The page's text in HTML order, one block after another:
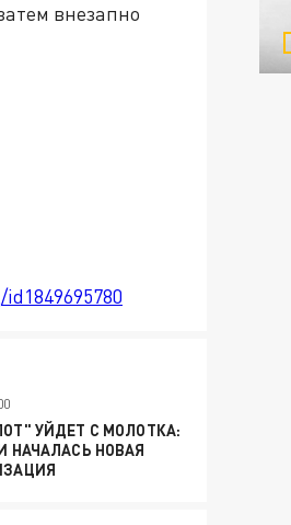
внезапно
УЙДЕТ С МОЛОТКА:
НАЧАЛАСЬ НОВАЯ